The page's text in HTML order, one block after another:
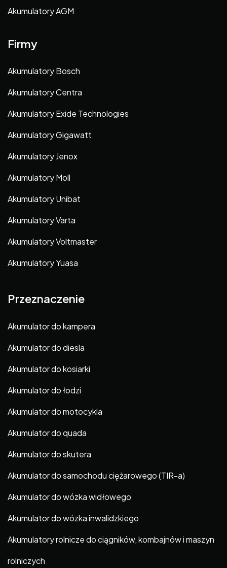
Akumulatory AGM
Firmy
Akumulatory Bosch
Akumulatory Centra
Akumulatory Exide Technologies
Akumulatory Gigawatt
Akumulatory Jenox
Akumulatory Moll
Akumulatory Unibat
Akumulatory Varta
Akumulatory Voltmaster
Akumulatory Yuasa
Przeznaczenie
Akumulator do kampera
Akumulator do diesla
Akumulator do kosiarki
Akumulator do łodzi
Akumulator do motocykla
Akumulator do quada
Akumulator do skutera
Akumulator do samochodu ciężarowego (TIR-a)
Akumulator do wózka widłowego
Akumulator do wózka inwalidzkiego
Akumulatory rolnicze do ciągników, kombajnów i maszyn
rolniczych